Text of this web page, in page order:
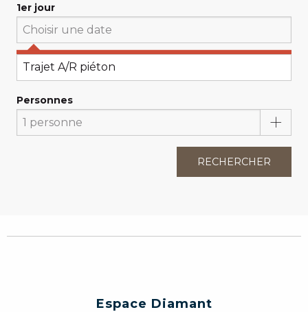
1er jour
Choisissez votre 1er jour
Personnes
RECHERCHER
Espace Diamant